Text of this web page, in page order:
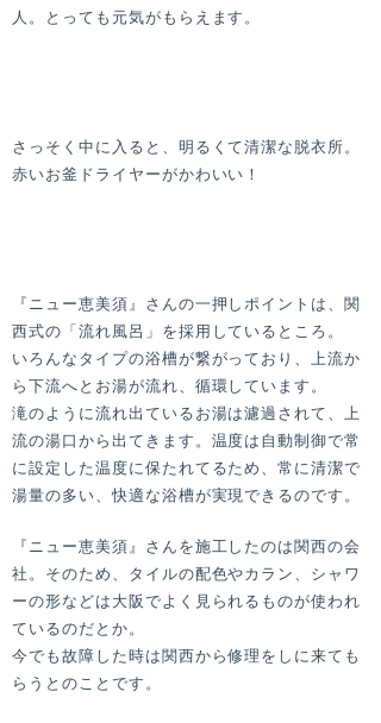
人。とっても元気がもらえます。
さっそく中に入ると、明るくて清潔な脱衣所。
赤いお釜ドライヤーがかわいい！
『ニュー恵美須』さんの一押しポイントは、関
西式の「流れ風呂」を採用しているところ。
いろんなタイプの浴槽が繋がっており、上流か
ら下流へとお湯が流れ、循環しています。
滝のように流れ出ているお湯は濾過されて、上
流の湯口から出てきます。温度は自動制御で常
に設定した温度に保たれてるため、常に清潔で
湯量の多い、快適な浴槽が実現できるのです。
『ニュー恵美須』さんを施工したのは関西の会
社。そのため、タイルの配色やカラン、シャワ
ーの形などは大阪でよく見られるものが使われ
ているのだとか。
今でも故障した時は関西から修理をしに来ても
らうとのことです。